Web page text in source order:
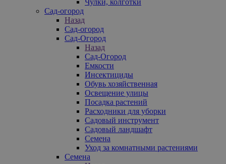
Сад-огород
Назад
Сад-огород
Сад-Огород
Назад
Сад-Огород
Емкости
Инсектициды
Обувь хозяйственная
Освещение улицы
Посадка растений
Расходники для уборки
Садовый инструмент
Садовый ландшафт
Семена
Уход за комнатными растениями
Семена